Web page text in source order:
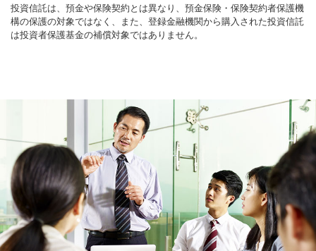
投資信託は、預金や保険契約とは異なり、預金保険・保険契約者保護機
構の保護の対象ではなく、また、登録金融機関から購入された投資信託
は投資者保護基金の補償対象ではありません。